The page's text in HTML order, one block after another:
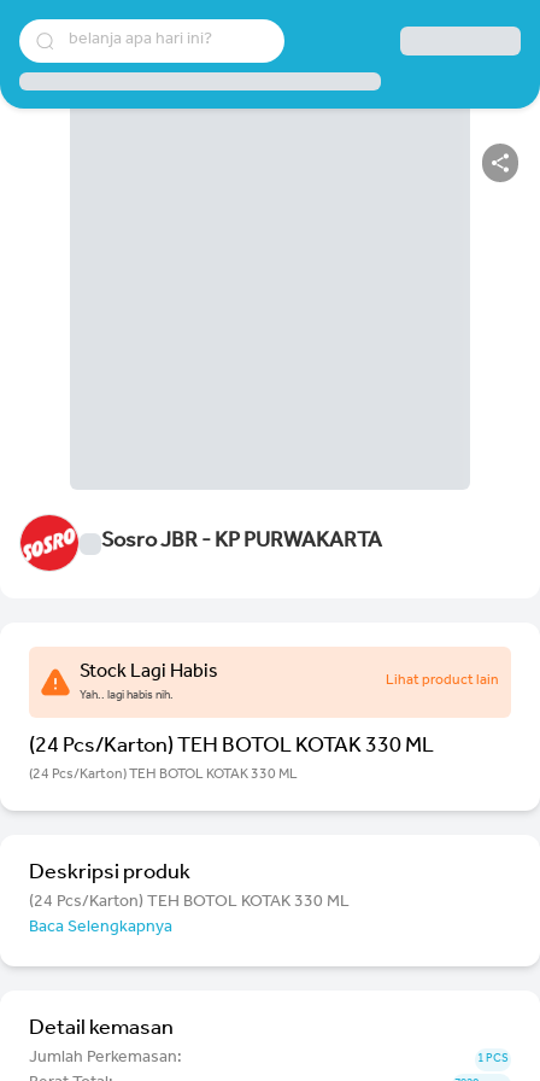
belanja apa hari ini?
Sosro JBR - KP PURWAKARTA
Stock Lagi Habis
Yah.. lagi habis nih.
Lihat product lain
(24 Pcs/Karton) TEH BOTOL KOTAK 330 ML
(24 Pcs/Karton) TEH BOTOL KOTAK 330 ML
Deskripsi produk
(24 Pcs/Karton) TEH BOTOL KOTAK 330 ML
Baca Selengkapnya
Detail kemasan
Jumlah Perkemasan: 1 PCS